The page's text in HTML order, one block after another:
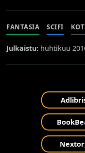
FANTASIA SCIFI
Julkaistu: huhtikuu